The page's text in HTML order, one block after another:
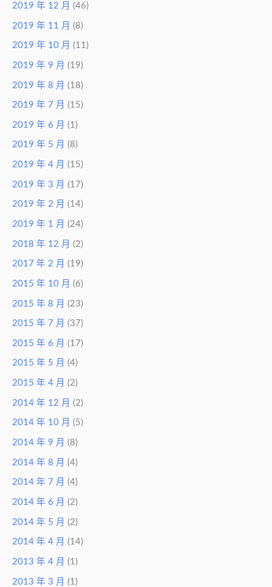
2019 年 12 月 (46)
2019 年 11 月 (8)
2019 年 10 月 (11)
2019 年 9 月 (19)
2019 年 8 月 (18)
2019 年 7 月 (15)
2019 年 6 月 (1)
2019 年 5 月 (8)
2019 年 4 月 (15)
2019 年 3 月 (17)
2019 年 2 月 (14)
2019 年 1 月 (24)
2018 年 12 月 (2)
2017 年 2 月 (19)
2015 年 10 月 (6)
2015 年 8 月 (23)
2015 年 7 月 (37)
2015 年 6 月 (17)
2015 年 5 月 (4)
2015 年 4 月 (2)
2014 年 12 月 (2)
2014 年 10 月 (5)
2014 年 9 月 (8)
2014 年 8 月 (4)
2014 年 7 月 (4)
2014 年 6 月 (2)
2014 年 5 月 (2)
2014 年 4 月 (14)
2013 年 4 月 (1)
2013 年 3 月 (1)